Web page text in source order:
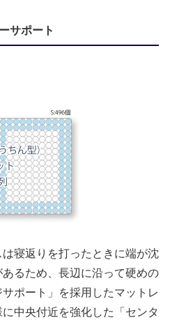
サポート
寝返りを打ったときに端が沈
るため、長辺に沿って硬めの
ポート」を採用したマットレ
中央付近を強化した「センタ